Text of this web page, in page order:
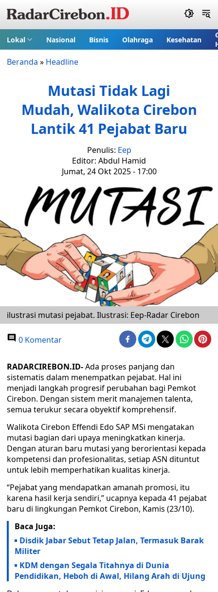
Lokal Nasional Bisnis Olahraga Kesehatan
Beranda » Headline
Mutasi Tidak Lagi
Mudah, Walikota Cirebon
Lantik 41 Pejabat Baru
Penulis: Eep
Editor: Abdul Hamid
Jumat, 24 Okt 2025 - 17:00
ilustrasi mutasi pejabat. Ilustrasi: Eep-Radar Cirebon
0 Komentar
RADARCIREBON.ID-Ada proses panjang dan
sistematis dalam menempatkan pejabat. Hal ini
menjadi langkah progresif perubahan bagi Pemkot
Cirebon. Dengan sistem merit manajemen talenta,
semua terukur secara obyektif komprehensif.
Walikota Cirebon Effendi Edo SAP MSi mengatakan
mutasi bagian dari upaya meningkatkan kinerja.
Dengan aturan baru mutasi yang berorientasi kepada
kompetensi dan profesionalitas, setiap ASN dituntut
untuk lebih memperhatikan kualitas kinerja.
“Pejabat yang mendapatkan amanah promosi, itu
karena hasil kerja sendiri,” ucapnya kepada 41 pejabat
baru di lingkungan Pemkot Cirebon, Kamis (23/10).
Baca Juga:
Disdik Jabar Sebut Tetap Jalan, Termasuk Barak
Militer
KDM dengan Segala Titahnya di Dunia
Pendidikan, Heboh di Awal, Hilang Arah di Ujung